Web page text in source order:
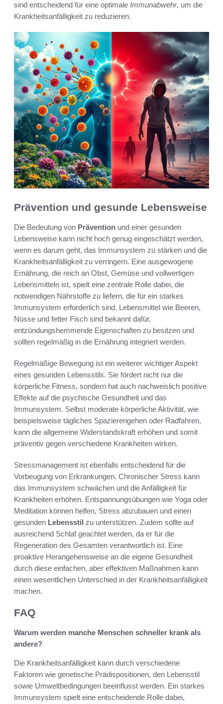
sind entscheidend für eine optimale Immunabwehr, um die
Krankheitsanfälligkeit zu reduzieren.
Prävention und gesunde Lebensweise
Die Bedeutung von Prävention und einer gesunden
Lebensweise kann nicht hoch genug eingeschätzt werden,
wenn es darum geht, das Immunsystem zu stärken und die
Krankheitsanfälligkeit zu verringern. Eine ausgewogene
Ernährung, die reich an Obst, Gemüse und vollwertigen
Lebensmitteln ist, spielt eine zentrale Rolle dabei, die
notwendigen Nährstoffe zu liefern, die für ein starkes
Immunsystem erforderlich sind. Lebensmittel wie Beeren,
Nüsse und fetter Fisch sind bekannt dafür,
entzündungshemmende Eigenschaften zu besitzen und
sollten regelmäßig in die Ernährung integriert werden.
Regelmäßige Bewegung ist ein weiterer wichtiger Aspekt
eines gesunden Lebensstils. Sie fördert nicht nur die
körperliche Fitness, sondern hat auch nachweislich positive
Effekte auf die psychische Gesundheit und das
Immunsystem. Selbst moderate körperliche Aktivität, wie
beispielsweise tägliches Spazierengehen oder Radfahren,
kann die allgemeine Widerstandskraft erhöhen und somit
präventiv gegen verschiedene Krankheiten wirken.
Stressmanagement ist ebenfalls entscheidend für die
Vorbeugung von Erkrankungen. Chronischer Stress kann
das Immunsystem schwächen und die Anfälligkeit für
Krankheiten erhöhen. Entspannungsübungen wie Yoga oder
Meditation können helfen, Stress abzubauen und einen
gesunden Lebensstil zu unterstützen. Zudem sollte auf
ausreichend Schlaf geachtet werden, da er für die
Regeneration des Gesamten verantwortlich ist. Eine
proaktive Herangehensweise an die eigene Gesundheit
durch diese einfachen, aber effektiven Maßnahmen kann
einen wesentlichen Unterschied in der Krankheitsanfälligkeit
machen.
FAQ
Warum werden manche Menschen schneller krank als
andere?
Die Krankheitsanfälligkeit kann durch verschiedene
Faktoren wie genetische Prädispositionen, den Lebensstil
sowie Umweltbedingungen beeinflusst werden. Ein starkes
Immunsystem spielt eine entscheidende Rolle dabei,